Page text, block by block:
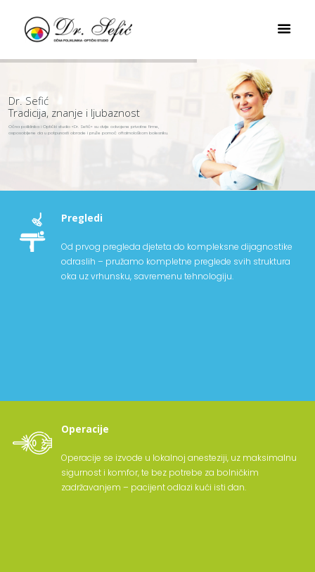
Očna poliklinika i Optički studio «Dr. Sefić» su dvije odvojene privatne firme,
osposobljene da u potpunosti obrade i pruže pomoć oftalmološkom bolesniku.
Dr. Sefić
Tradicija, znanje i ljubaznost
Pregledi
Od prvog pregleda djeteta do kompleksne dijagnostike
odraslih – pružamo kompletne preglede svih struktura
oka uz vrhunsku, savremenu tehnologiju.
Operacije
Operacije se izvode u lokalnoj anesteziji, uz maksimalnu
sigurnost i komfor, te bez potrebe za bolničkim
zadržavanjem – pacijent odlazi kući isti dan.